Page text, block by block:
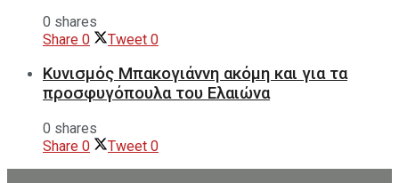
0 shares
Share 0 Tweet 0
Κυνισμός Μπακογιάννη ακόμη και για τα
προσφυγόπουλα του Ελαιώνα
0 shares
Share 0 Tweet 0